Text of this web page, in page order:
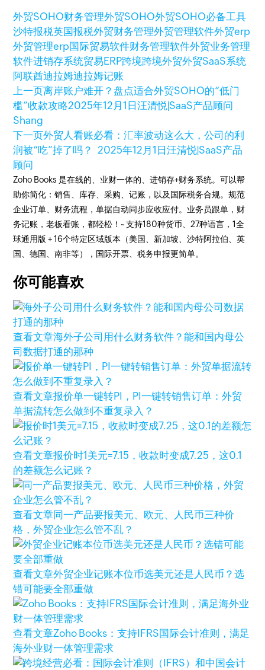
外贸SOHO财务管理外贸SOHO外贸SOHO必备工具
沙特报税英国报税外贸财务管理外贸管理软件外贸erp
外贸管理erp国际贸易软件财务管理软件外贸业务管理
软件进销存系统贸易ERP跨境跨境外贸外贸SaaS系统
阿联酋迪拉姆迪拉姆记账
上一页离岸账户难开？盘点适合外贸SOHO的“低门
槛”收款攻略2025年12月1日汪清悦|SaaS产品顾问
Shang
下一页外贸人看账必看：汇率波动这么大，公司的利
润被“吃”掉了吗？2025年12月1日汪清悦|SaaS产品
顾问
Zoho Books 是在线的、业财一体的、进销存+财务系统。可以帮
助你简化：销售、库存、采购、记账，以及国际税务合规。规范
企业订单、财务流程，单据自动同步应收应付。业务员跟单，财
务记账，老板看账，都轻松！~ 支持180种货币、27种语言，1全
球通用版 + 16个特定区域版本（美国、新加坡、沙特阿拉伯、英
国、德国、南非等），国际开票、税务申报更简单。
你可能喜欢
查看文章海外子公司用什么财务软件？能和国内母公
司数据打通的那种
查看文章报价单一键转PI，PI一键转销售订单：外贸
单据流转怎么做到不重复录入？
查看文章报价时1美元=7.15，收款时变成7.25，这0.1
的差额怎么记账？
查看文章同一产品要报美元、欧元、人民币三种价
格，外贸企业怎么管不乱？
查看文章外贸企业记账本位币选美元还是人民币？选
错可能要全部重做
查看文章Zoho Books：支持IFRS国际会计准则，满足
海外业财一体管理需求